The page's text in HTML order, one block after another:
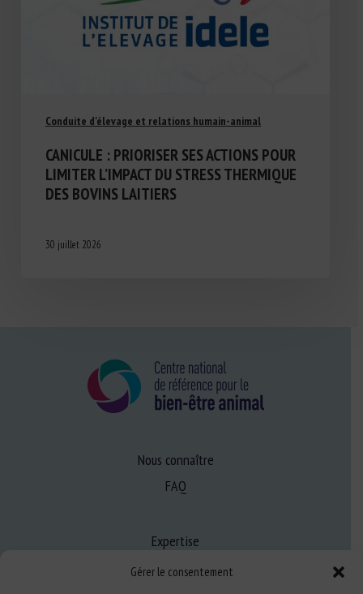
Gérer le consentement
Conduite d'élevage et relations humain-animal
CANICULE : PRIORISER SES ACTIONS POUR
LIMITER L’IMPACT DU STRESS THERMIQUE
DES BOVINS LAITIERS
30 juillet 2026
Nous connaître
FAQ
Expertise
S’informer sur le BEA